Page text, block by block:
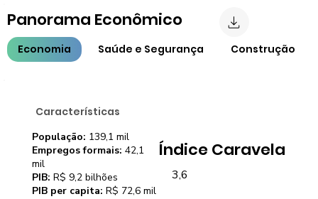
Características
Índice Caravela
3,6
População: 139,1 mil
Empregos formais: 42,1
mil
PIB: R$ 9,2 bilhões
PIB per capita: R$ 72,6 mil
Economia Saúde e Segurança Construção
Panorama Econômico